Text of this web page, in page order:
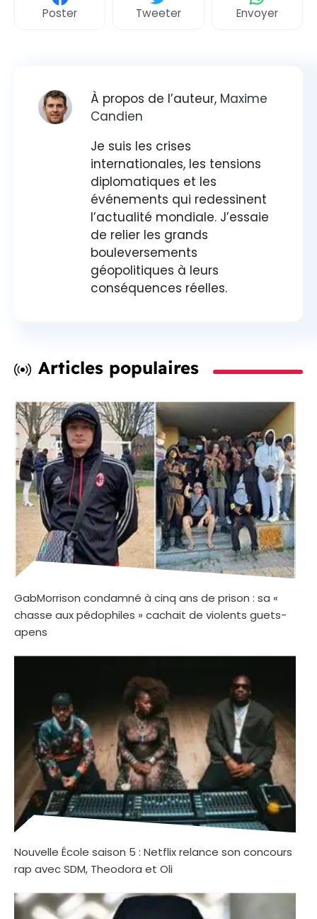
Poster Tweeter Envoyer
À propos de l’auteur, Maxime
Candien
Je suis les crises
internationales, les tensions
diplomatiques et les
événements qui redessinent
l’actualité mondiale. J’essaie
de relier les grands
bouleversements
géopolitiques à leurs
conséquences réelles.
Articles populaires
GabMorrison condamné à cinq ans de prison : sa «
chasse aux pédophiles » cachait de violents guets-
apens
Nouvelle École saison 5 : Netflix relance son concours
rap avec SDM, Theodora et Oli